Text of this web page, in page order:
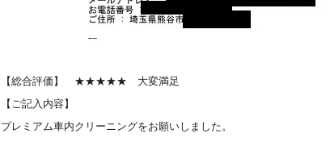
【総合評価】 ★★★★★ 大変満足
【ご記入内容】
プレミアム車内クリーニングをお願いしました。